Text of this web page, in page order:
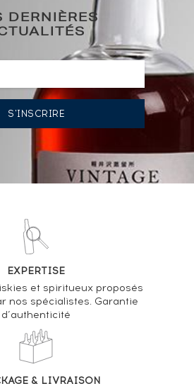
48€ (plus bas annuel)
DES ADJUDICATIONS
48
UN SPIRITUEUX IDENTIQUE ?
du spiritueux
DE LA COTE
DERNIÈRES
EXPERTISE
et spiritueux proposés
nos spécialistes. Garantie
d’authenticité
& LIVRAISON